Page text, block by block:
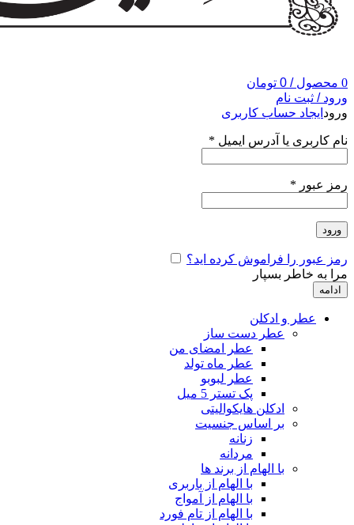
0 محصول /
0 تومان
ورود / ثبت نام
ورود ایجاد حساب کاربری
نام کاربری یا آدرس ایمیل *
رمز عبور *
ورود
رمز عبور را فراموش کرده اید؟
مرا به خاطر بسپار
ادامه
عطر و ادکلن
عطر دست ساز
عطر امضای من
عطر ماه تولد
عطر لبوبو
پک تستر 5 میل
ادکلن هایکوالیتی
بر اساس جنسیت
زنانه
مردانه
با الهام از برند ها
با الهام از باربری
با الهام از آمواج
با الهام از تام فورد